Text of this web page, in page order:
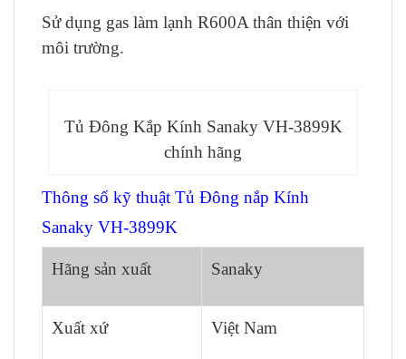
Sử dụng gas làm lạnh R600A thân thiện với
môi trường.
Tủ Đông Kắp Kính Sanaky VH-3899K
chính hãng
Thông số kỹ thuật Tủ Đông nắp Kính
Sanaky VH-3899K
Hãng sản xuất Sanaky
Xuất xứ Việt Nam